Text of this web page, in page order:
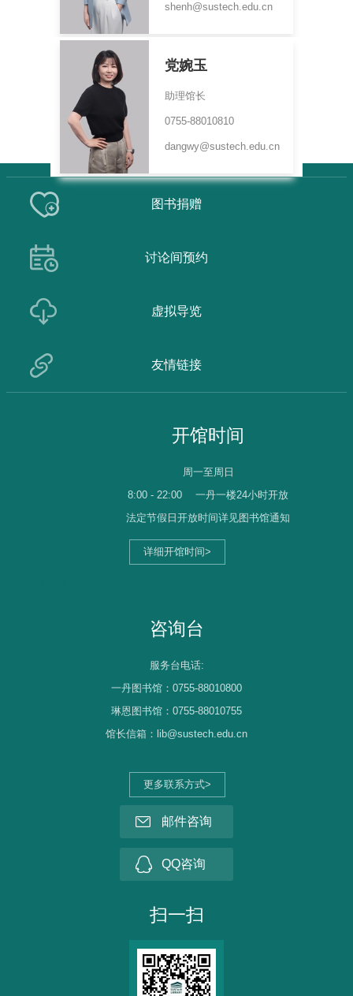
shenh@sustech.edu.cn
党婉玉
助理馆长
0755-88010810
dangwy@sustech.edu.cn
图书捐赠
讨论间预约
虚拟导览
友情链接
开馆时间
详细开馆时间>
周一至周日
8:00 - 22:00
一丹一楼24小时开放
法定节假日开放时间详见图书馆通知
咨询台
更多联系方式>
服务台电话:
一丹图书馆：0755-88010800
琳恩图书馆：0755-88010755
馆长信箱：lib@sustech.edu.cn
邮件咨询
QQ咨询
扫一扫